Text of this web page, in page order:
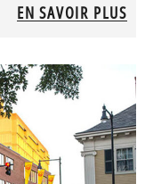
EN SAVOIR PLUS